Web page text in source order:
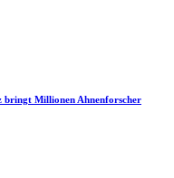
bringt Millionen Ahnenforscher